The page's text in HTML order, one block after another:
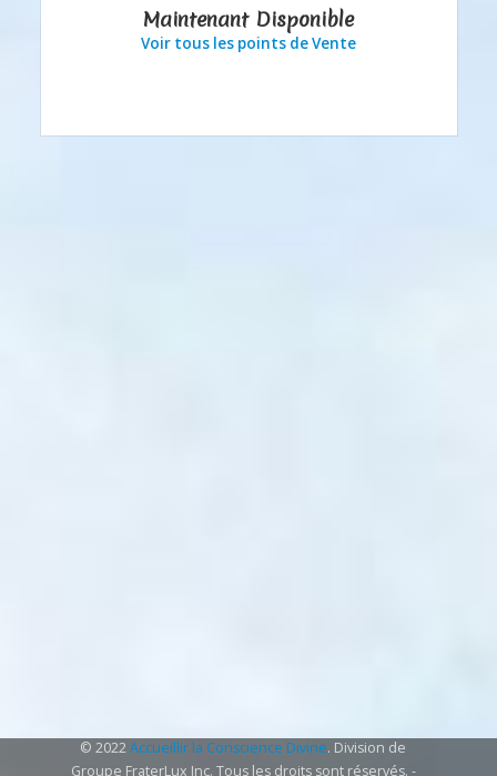
Maintenant Disponible
Voir tous les points de Vente
© 2022Accueillir la Conscience Divine. Division de
Groupe FraterLux Inc. Tous les droits sont réservés. -